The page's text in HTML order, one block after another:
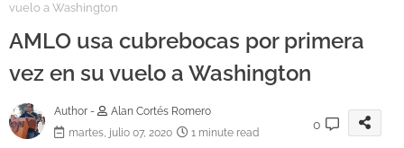
vuelo a Washington
AMLO usa cubrebocas por primera
vez en su vuelo a Washington
Author -
Alan Cortés Romero
martes, julio 07, 2020
1 minute read
0